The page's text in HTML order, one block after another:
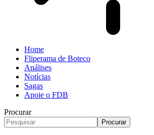
Home
Fliperama de Boteco
Análises
Notícias
Sagas
Apoie o FDB
Procurar